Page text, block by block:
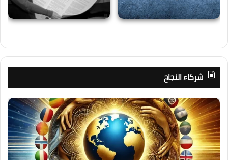
شركاء النجاح